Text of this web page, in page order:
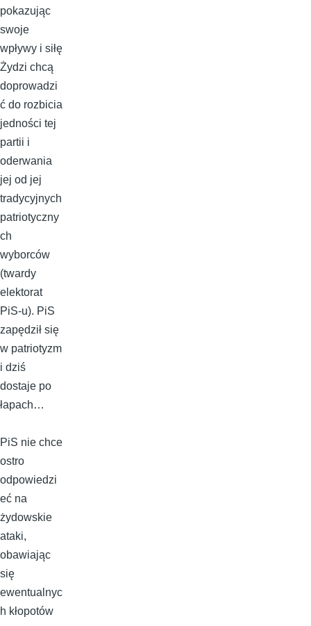
pokazując
swoje
wpływy i siłę
Żydzi chcą
doprowadzi
ć do rozbicia
jedności tej
partii i
oderwania
jej od jej
tradycyjnych
patriotyczny
ch
wyborców
(twardy
elektorat
PiS-u). PiS
zapędził się
w patriotyzm
i dziś
dostaje po
łapach…
PiS nie chce
ostro
odpowiedzi
eć na
żydowskie
ataki,
obawiając
się
ewentualnyc
h kłopotów